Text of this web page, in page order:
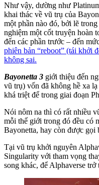
Như vậy, dường như
khai thác về vũ trụ của
một phần nào đó, bởi lẽ trong
nghiệm một cốt truyện hoàn
đến các phần trước – đến
phiên bản “reboot” (tái khởi
không sai.
Bayonetta 3 giới thiệu đến
vũ trụ) vốn đã không hề xa
khá triệt để trong giai đoạn
Nói nôm na thì có rất nhiều
mỗi thế giới trong đó đều có
Bayonetta, hay còn được gọi
Tại vũ trụ khởi nguyên
Singularity với tham vọng
song khác, để Alphaverse